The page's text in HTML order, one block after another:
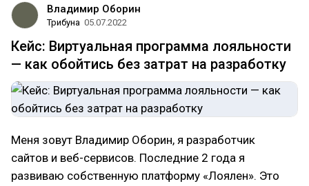
Владимир Оборин
Трибуна 05.07.2022
Кейс: Виртуальная программа лояльности
— как обойтись без затрат на разработку
Меня зовут Владимир Оборин, я разработчик
сайтов и веб-сервисов. Последние 2 года я
развиваю собственную платформу «Лоялен». Это